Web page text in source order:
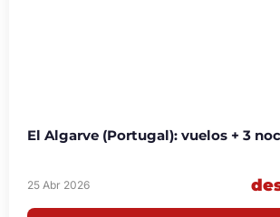
El Algarve (Portugal): vuelos + 3
25 Abr 2026